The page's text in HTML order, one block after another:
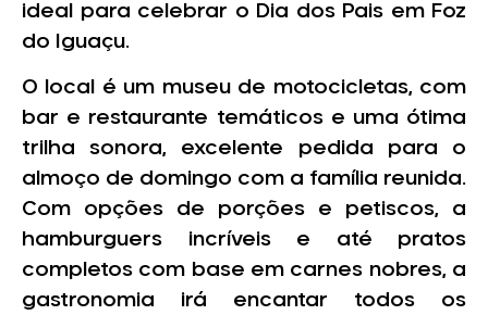
ideal para celebrar o Dia dos Pais em Foz
do Iguaçu.
O local é um museu de motocicletas, com
bar e restaurante temáticos e uma ótima
trilha sonora, excelente pedida para o
almoço de domingo com a família reunida.
Com opções de porções e petiscos, a
hamburguers incríveis e até pratos
completos com base em carnes nobres, a
gastronomia irá encantar todos os